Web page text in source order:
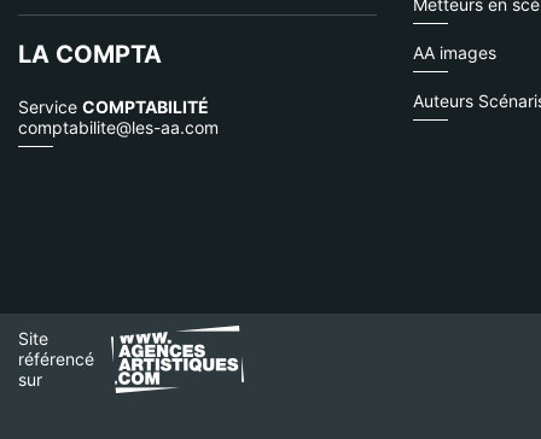
LA COMPTA
Service COMPTABILITÉ
comptabilite@les-aa.com
AA images
Auteurs
Site
référencé
sur